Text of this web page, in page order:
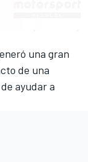
una gran
de una
ayudar a